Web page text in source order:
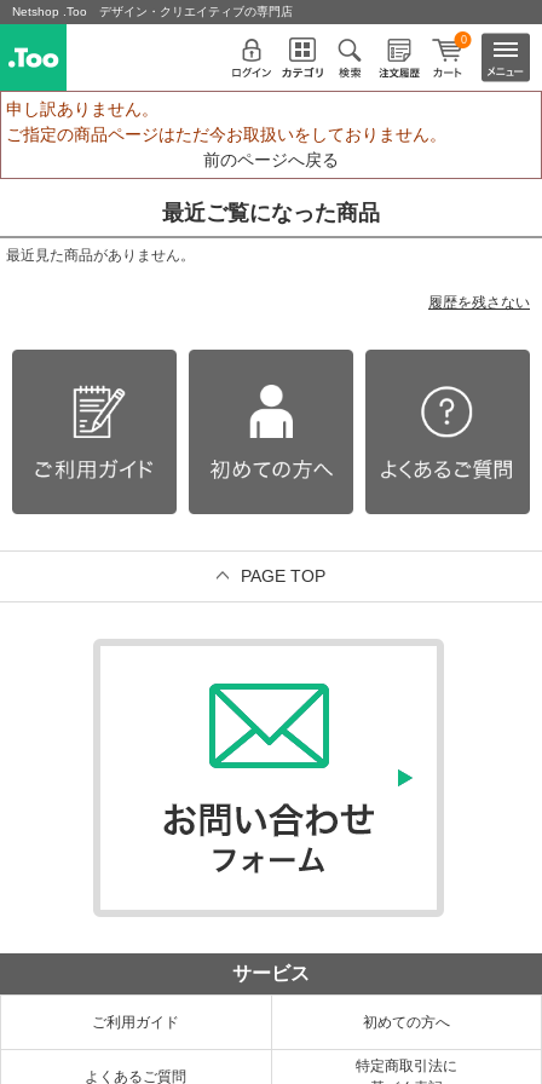
Netshop .Too デザイン・クリエイティブの専門店
0
申し訳ありません。
ご指定の商品ページはただ今お取扱いをしておりません。
前のページへ戻る
最近ご覧になった商品
最近見た商品がありません。
履歴を残さない
PAGE TOP
サービス
ご利用ガイド 初めての方へ
よくあるご質問
特定商取引法に